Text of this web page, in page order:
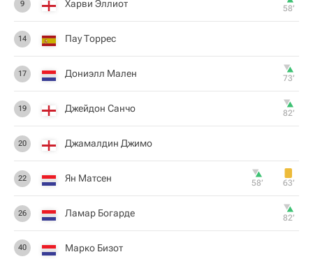
9 Харви Эллиот 58‎’‎
14 Пау Торрес
17 Дониэлл Мален 73‎’‎
19 Джейдон Санчо 82‎’‎
20 Джамалдин Джимо
22 Ян Матсен 58‎’‎ 63‎’‎
26 Ламар Богарде 82‎’‎
40 Марко Бизот